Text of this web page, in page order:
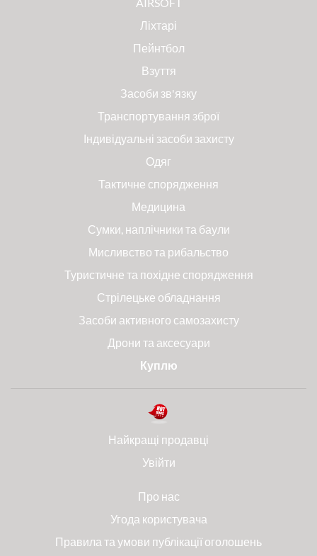
Ліхтарі
Пейнтбол
Взуття
Засоби зв'язку
Транспортування зброї
Індивідуальні засоби захисту
Одяг
Тактичне спорядження
Медицина
Сумки, наплічники та баули
Мисливство та рибальство
Туристичне та похідне спорядження
Стрілецьке обладнання
Засоби активного самозахисту
Дрони та аксесуари
Куплю
Найкращі продавці
Увійти
Про нас
Угода користувача
Правила та умови публікації оголошень